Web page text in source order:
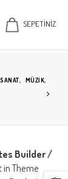
SEPETİNİZ
SANAT MÜZIK
Builder /
in Theme